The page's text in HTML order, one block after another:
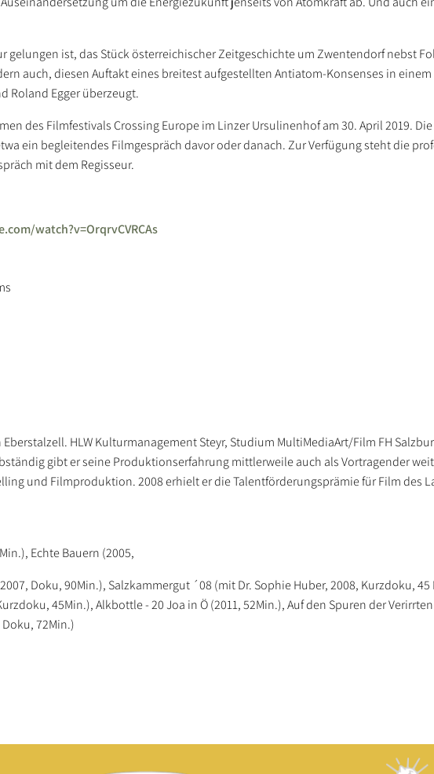
gelungen ist, das Stück österreichischer Zeitgeschichte um Zwentendorf nebst
auch, diesen Auftakt eines breitest aufgestellten Antiatom-Konsenses in
Roland Egger überzeugt.
des Filmfestivals Crossing Europe im Linzer Ursulinenhof am 30. April 2019.
ein begleitendes Filmgespräch davor oder danach. Zur Verfügung steht die
mit dem Regisseur.
watch?v=OrqrvCVRCAs
in Eberstalzell. HLW Kulturmanagement Steyr, Studium MultiMediaArt/Film FH
gibt er seine Produktionserfahrung mittlerweile auch als Vortragender
und Filmproduktion. 2008 erhielt er die Talentförderungsprämie für Film des
Echte Bauern (2005,
Doku, 90Min.), Salzkammergut ´08 (mit Dr. Sophie Huber, 2008, Kurzdoku, 45
45Min.), Alkbottle - 20 Joa in Ö (2011, 52Min.), Auf den Spuren der
72Min.)